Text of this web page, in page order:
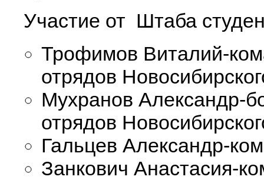
Участие от Штаба
Трофимов Виталий-
отрядов
Мухранов Александр-
отрядов
Гальцев Александр-
Занкович Анастасия-